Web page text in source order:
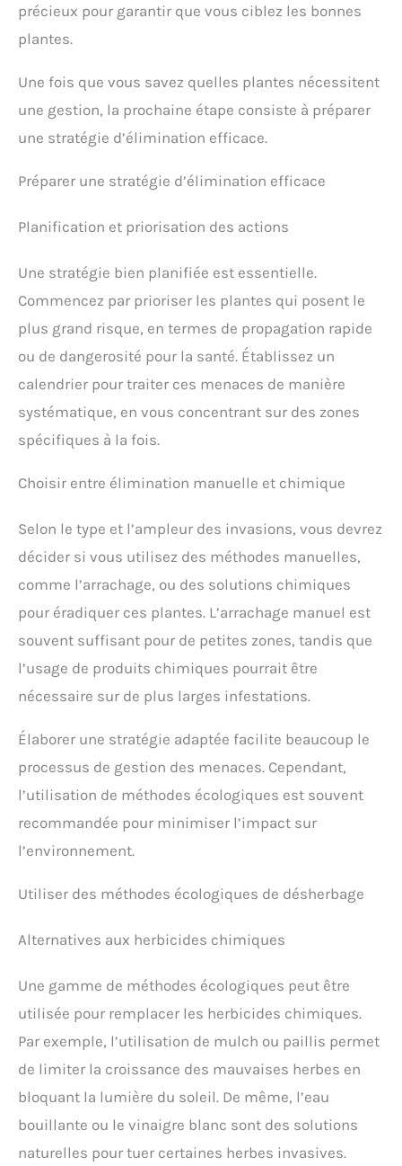
précieux pour garantir que vous ciblez les bonnes
plantes.
Une fois que vous savez quelles plantes nécessitent
une gestion, la prochaine étape consiste à préparer
une stratégie d’élimination efficace.
Préparer une stratégie d’élimination efficace
Planification et priorisation des actions
Une stratégie bien planifiée est essentielle.
Commencez par prioriser les plantes qui posent le
plus grand risque, en termes de propagation rapide
ou de dangerosité pour la santé. Établissez un
calendrier pour traiter ces menaces de manière
systématique, en vous concentrant sur des zones
spécifiques à la fois.
Choisir entre élimination manuelle et chimique
Selon le type et l’ampleur des invasions, vous devrez
décider si vous utilisez des méthodes manuelles,
comme l’arrachage, ou des solutions chimiques
pour éradiquer ces plantes. L’arrachage manuel est
souvent suffisant pour de petites zones, tandis que
l’usage de produits chimiques pourrait être
nécessaire sur de plus larges infestations.
Élaborer une stratégie adaptée facilite beaucoup le
processus de gestion des menaces. Cependant,
l’utilisation de méthodes écologiques est souvent
recommandée pour minimiser l’impact sur
l’environnement.
Utiliser des méthodes écologiques de désherbage
Alternatives aux herbicides chimiques
Une gamme de méthodes écologiques peut être
utilisée pour remplacer les herbicides chimiques.
Par exemple, l’utilisation de mulch ou paillis permet
de limiter la croissance des mauvaises herbes en
bloquant la lumière du soleil. De même, l’eau
bouillante ou le vinaigre blanc sont des solutions
naturelles pour tuer certaines herbes invasives.